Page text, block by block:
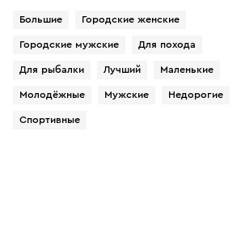
BTrace 18
Bask 5
Black Diamond 51
Dakine
Ferrino
Большие Городские женские
Городские мужские Для похода
Для рыбалки Лучший Маленькие
Молодёжные Мужские Недорогие
Спортивные